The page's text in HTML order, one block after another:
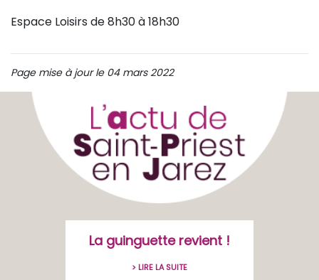
Espace Loisirs de 8h30 à 18h30
Page mise à jour le 04 mars 2022
La guinguette revient !
> LIRE LA SUITE